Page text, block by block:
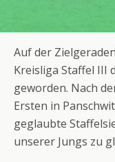
Auf der
Kreisliga Staffel III
geworden. Nach
Ersten in
geglaubte
unserer Jungs zu